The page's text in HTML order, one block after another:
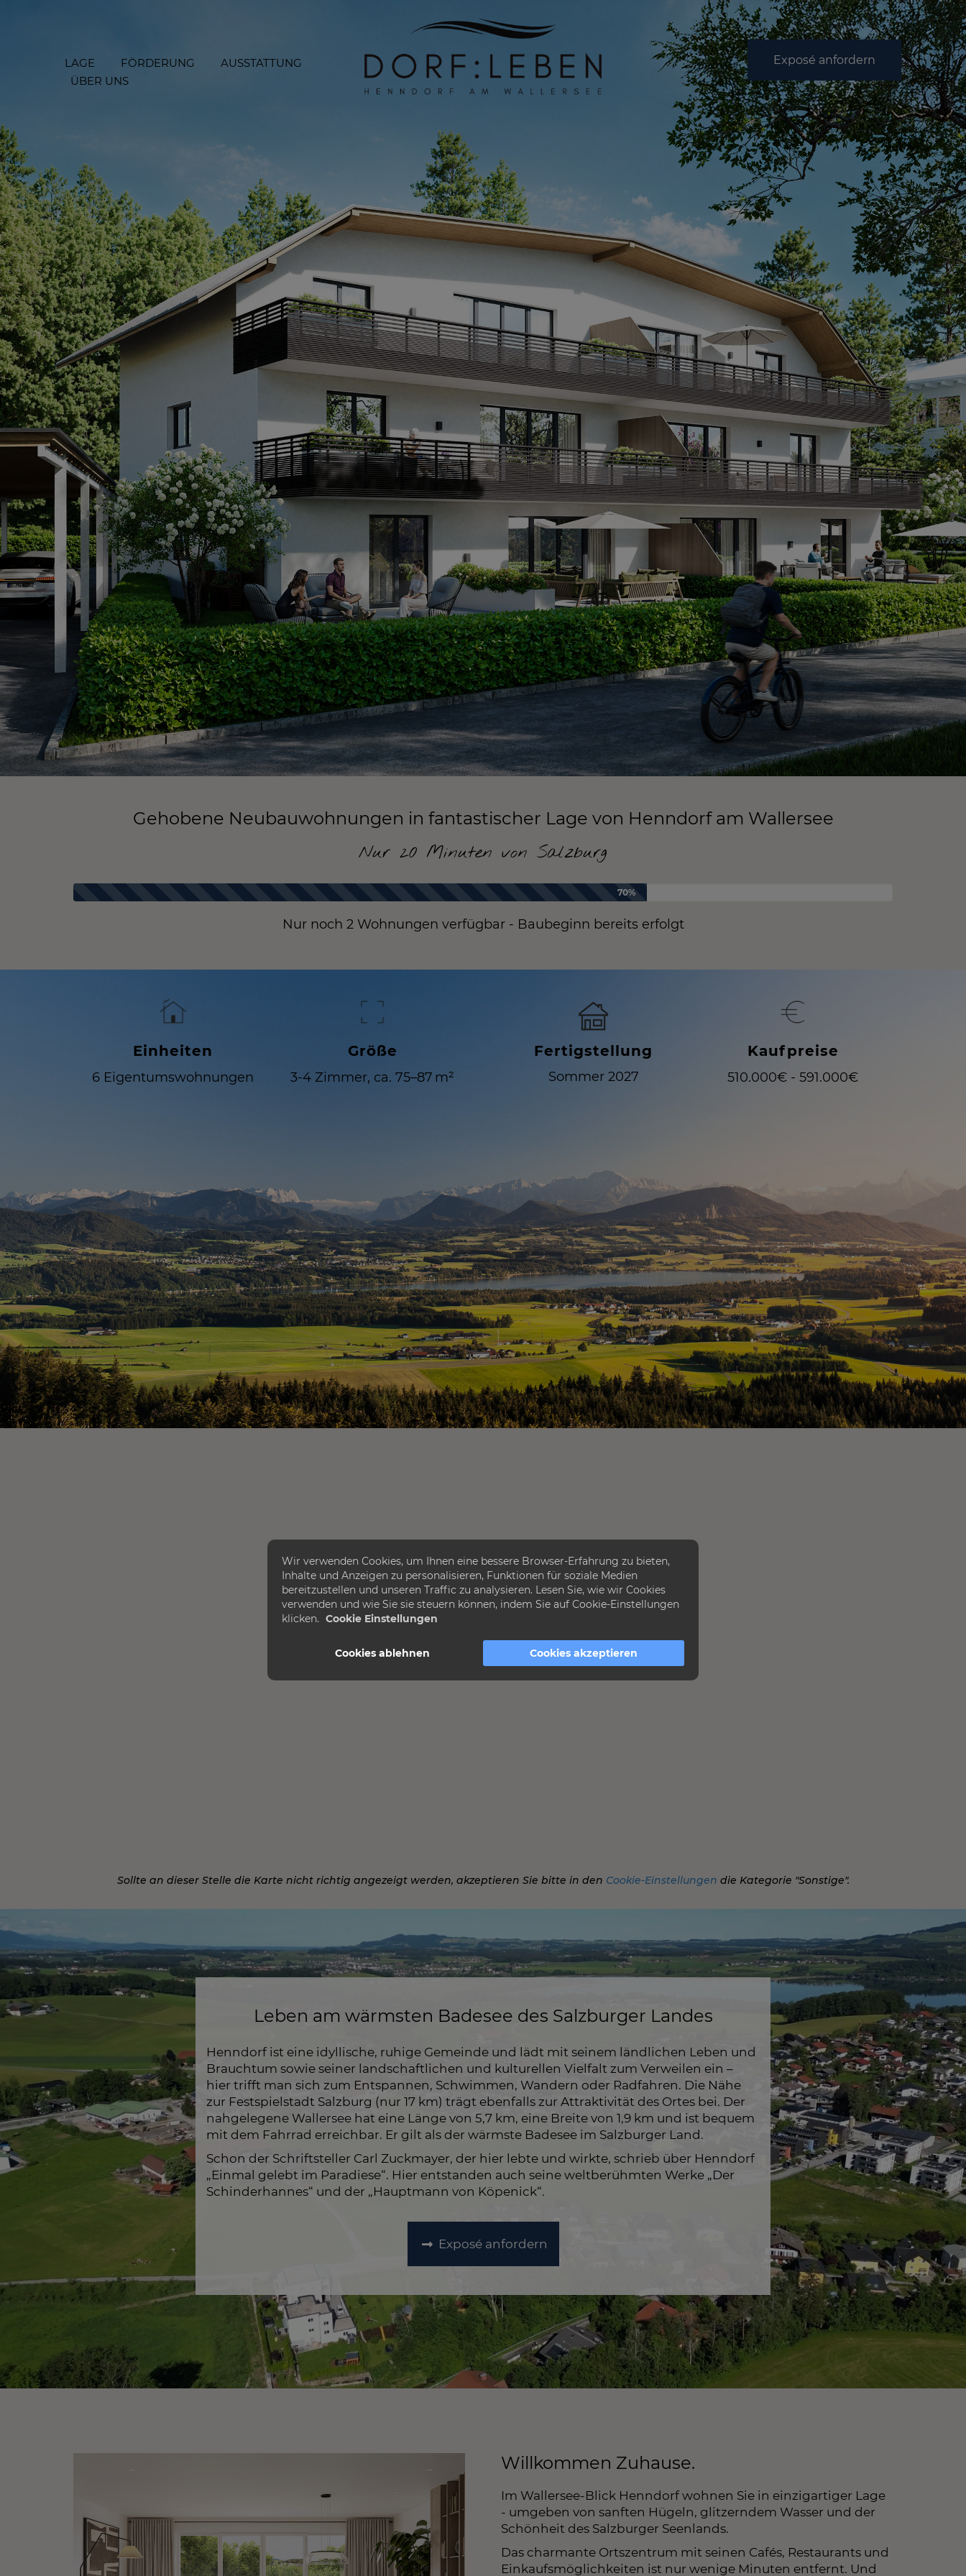
LAGE FÖRDERUNG
AUSSTATTUNG
ÜBER UNS
Exposé anfordern
Gehobene Neubauwohnungen in fantastischer Lage von Henndorf am Wallersee
Nur 20 Minuten von Salzburg
70%
Nur noch 2 Wohnungen verfügbar - Baubeginn bereits erfolgt
Einheiten
6 Eigentumswohnungen
Größe
3-4 Zimmer, ca. 75–87 m²
Fertigstellung
Sommer 2027
Kaufpreise
510.000€ - 591.000€
Sollte an dieser Stelle die Karte nicht richtig angezeigt werden, akzeptieren Sie bitte in den Cookie-Einstellungen die Kategorie "Sonstige".
Leben am wärmsten Badesee des Salzburger Landes
Henndorf ist eine idyllische, ruhige Gemeinde und lädt mit seinem ländlichen Leben und
Brauchtum sowie seiner landschaftlichen und kulturellen Vielfalt zum Verweilen ein –
hier trifft man sich zum Entspannen, Schwimmen, Wandern oder Radfahren. Die Nähe
zur Festspielstadt Salzburg (nur 17 km) trägt ebenfalls zur Attraktivität des Ortes bei. Der
nahgelegene Wallersee hat eine Länge von 5,7 km, eine Breite von 1,9 km und ist bequem
mit dem Fahrrad erreichbar. Er gilt als der wärmste Badesee im Salzburger Land.
Schon der Schriftsteller Carl Zuckmayer, der hier lebte und wirkte, schrieb über Henndorf
„Einmal gelebt im Paradiese“. Hier entstanden auch seine weltberühmten Werke „Der
Schinderhannes“ und der „Hauptmann von Köpenick“.
Exposé anfordern
Willkommen Zuhause.
Im Wallersee-Blick Henndorf wohnen Sie in einzigartiger Lage
- umgeben von sanften Hügeln, glitzerndem Wasser und der
Schönheit des Salzburger Seenlands.
Das charmante Ortszentrum mit seinen Cafés, Restaurants und
Einkaufsmöglichkeiten ist nur wenige Minuten entfernt. Und
Wir verwenden Cookies, um Ihnen eine bessere Browser-Erfahrung zu bieten,
Inhalte und Anzeigen zu personalisieren, Funktionen für soziale Medien
bereitzustellen und unseren Traffic zu analysieren. Lesen Sie, wie wir Cookies
verwenden und wie Sie sie steuern können, indem Sie auf Cookie-Einstellungen
klicken. Cookie Einstellungen
Cookies ablehnen Cookies akzeptieren